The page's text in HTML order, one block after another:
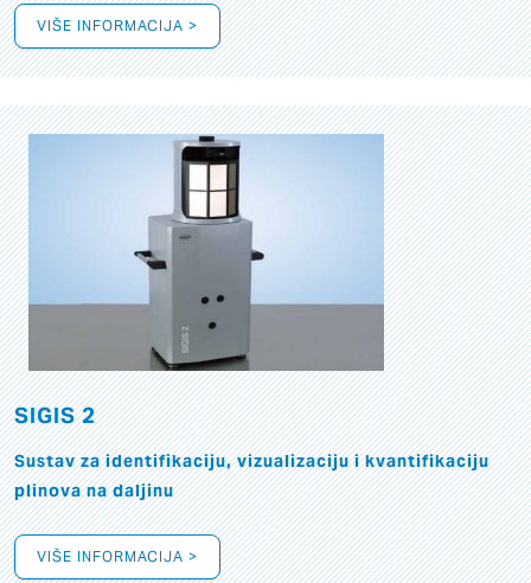
VIŠE INFORMACIJA >
SIGIS 2
Sustav za identifikaciju, vizualizaciju i kvantifikaciju
plinova na daljinu
VIŠE INFORMACIJA >